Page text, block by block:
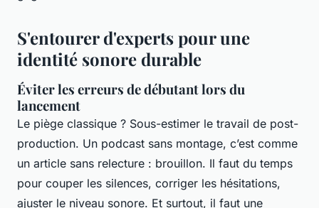
S'entourer d'experts pour une
identité sonore durable
Éviter les erreurs de débutant lors du
lancement
Le piège classique ? Sous-estimer le travail de post-
production. Un podcast sans montage, c’est comme
un article sans relecture : brouillon. Il faut du temps
pour couper les silences, corriger les hésitations,
ajuster le niveau sonore. Et surtout, il faut une